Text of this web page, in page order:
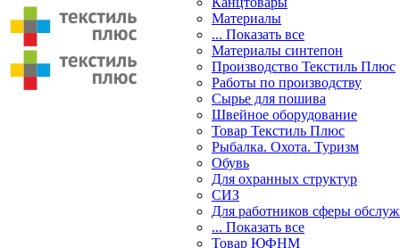
Материалы
... Показать все
Материалы синтепон
Производство Текстиль Плюс
Работы по производству
Сырье для пошива
Швейное оборудование
Товар Текстиль Плюс
Рыбалка. Охота. Туризм
Обувь
Для охранных структур
СИЗ
Для работников сферы
... Показать все
Товар ЮФНМ